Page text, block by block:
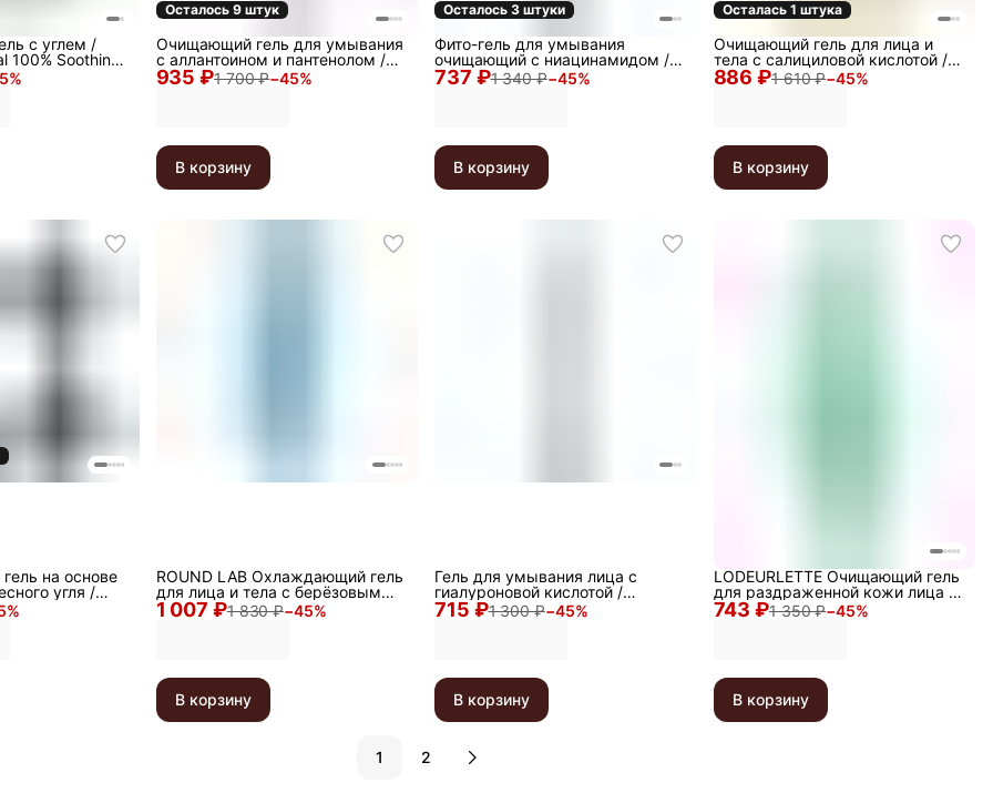
%
с углем /
100% Soothing
Осталось 9 штук
935 ₽1 700 ₽−45%
Очищающий гель для умывания
с аллантоином и пантенолом /
Soft Clean Gel, 150 мл
В корзину
Осталось 3 штуки
737 ₽1 340 ₽−45%
Фито-гель для умывания
очищающий с ниацинамидом /
Phyto-Active Cleansing Gel, 200
мл
В корзину
Осталась 1 штука
886 ₽1 610 ₽−45%
Очищающий гель для лица и
тела с салициловой кислотой /
Anti-Acne Cleansing Gel, 200 мл
В корзину
%
на основе
угля /
Soothing Gel,
1 007 ₽1 830 ₽−45%
ROUND LAB Охлаждающий гель
для лица и тела с берёзовым
соком / Birch Juice Moisturizing
Soothing Gel Cool, 150 мл
В корзину
715 ₽1 300 ₽−45%
Гель для умывания лица с
гиалуроновой кислотой /
Hyaluronic Cleansing Gel, 200 мл
В корзину
743 ₽1 350 ₽−45%
LODEURLETTE Очищающий гель
для раздраженной кожи лица /
In England Colorfit Powdery Breez
Cleansing Gel, 150 мл
В корзину
1 2